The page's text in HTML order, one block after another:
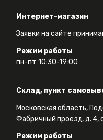
Интернет-магазин
Заявки на сайте
Режим работы
пн-пт 10:30-19:00
Склад, пункт
Московская область,
Фабричный проезд, д. 4,
Режим работы